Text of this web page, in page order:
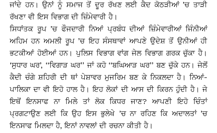
ਜਾਂਦੇ ਹਨ। ਉਨਾਂ ਨੂੰ ਸਮਾਜ ਤੋਂ ਦੂਰ ਰੱਖਣ ਲਈ ਕੈਦ ਕੋਠੜੀਆਂ ’ਚ ਤਾੜੀ
ਰੱਖਣਾ ਵੀ ਇਸ ਵਿਭਾਗ ਦੀ ਜ਼ਿੰਮੇਵਾਰੀ ਹੈ।
ਸਿਧਾਂਤਕ ਰੂਪ ’ਚ ਫੌਜਦਾਰੀ ਨਿਆਂ ਪ੍ਰਬੰਧ ਦੀਆਂ ਜ਼ਿੰਮੇਵਾਰੀਆਂ ਜਿੰਨੀਆਂ
ਅਹਿਮ ਹਨ ਅਮਲੀ ਰੂਪ ’ਚ ਇਹ ਸੰਸਥਾਵਾਂ ਆਪਣੇ ਉਦੇਸ਼ ਤੋਂ ਉਨੀਆਂ ਹੀ
ਭਟਕੀਆਂ ਹੋਈਆਂ ਹਨ। ਪੁਲਿਸ ਵਿਭਾਗ ਵਾਂਗ ਜੇਲ ਵਿਭਾਗ ਗਰਕ ਚੁੱਕਾ ਹੈ।
‘ਸੁਧਾਰ ਘਰ’, ‘‘ਵਿਗਾੜ ਘਰ’’ ਜਾਂ ਕਹੋ ‘‘ਬਘਿਆੜ ਘਰ’’ ਬਣ ਚੁੱਕੇ ਹਨ। ਜੇਲੋਂ
ਕੈਦੀ ਚੰਗੇ ਸ਼ਹਿਰੀ ਦੀ ਥਾਂ ਪੇਸ਼ਾਵਰ ਮੁਜਰਿਮ ਬਣ ਕੇ ਨਿਕਲਦਾ ਹੈ। ਨਿਆਂ-
ਪਾਲਿਕਾ ਦਾ ਵੀ ਇਹੋ ਹਾਲ ਹੈ। ਇਹ ਲੋਕਾਂ ਦੀ ਆਸ ਦੀ ਕਿਰਨ ਹੁੰਦੀ ਹੈ। ਜੇ
ਇਥੋਂ ਇਨਸਾਫ ਨਾ ਮਿਲੇ ਤਾਂ ਲੋਕ ਕਿਧਰ ਜਾਣ? ਆਪਣੀ ਇਹੋ ਚਿੰਤਾਂ
ਪ੍ਰਗਟਾਉਣ ਲਈ ਕਿ ਉਹ ਇਸ ਭੁਲੇਖੇ ’ਚ ਨਾ ਰਹਿਣ ਕਿ ਅਦਾਲਤਾਂ ’ਚ
ਇਨਸਾਫ ਮਿਲਦਾ ਹੈ, ਇਨਾਂ ਨਾਵਲਾਂ ਦੀ ਰਚਨਾ ਕੀਤੀ ਹੈ।